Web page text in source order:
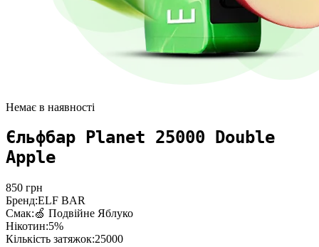
Немає в наявності
Єльфбар Planet 25000 Double
Apple
850 грн
Бренд:ELF BAR
Смак:🍏 Подвійне Яблуко
Нікотин:5%
Кількість затяжок:25000